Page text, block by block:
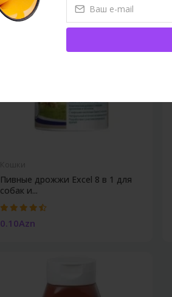
Пивные дрожжи Excel 8 в 1 для
собак и...
0.10Azn